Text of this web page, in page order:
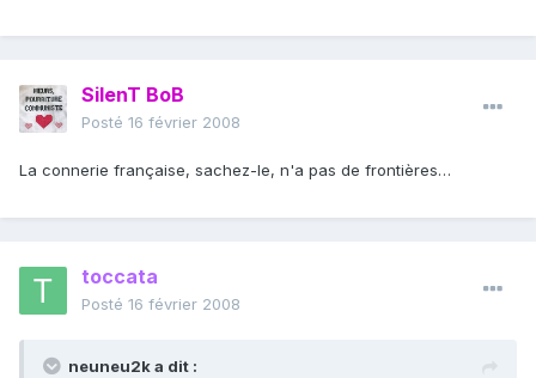
SilenT BoB
Posté 16 février 2008
La connerie française, sachez-le, n'a pas de frontières…
toccata
Posté 16 février 2008
neuneu2k a dit :